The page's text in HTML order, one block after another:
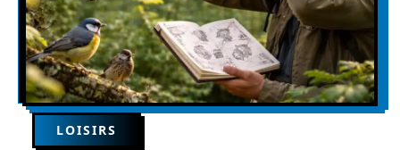
LOISIRS